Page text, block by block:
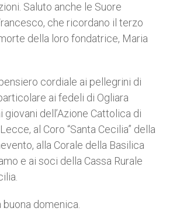
Saluto anche le Suore
che ricordano il terzo
della loro fondatrice, Maria
cordiale ai pellegrini di
ai fedeli di Ogliara
giovani dell’Azione Cattolica di
al Coro “Santa Cecilia” della
alla Corale della Basilica
e ai soci della Cassa Rurale
domenica.